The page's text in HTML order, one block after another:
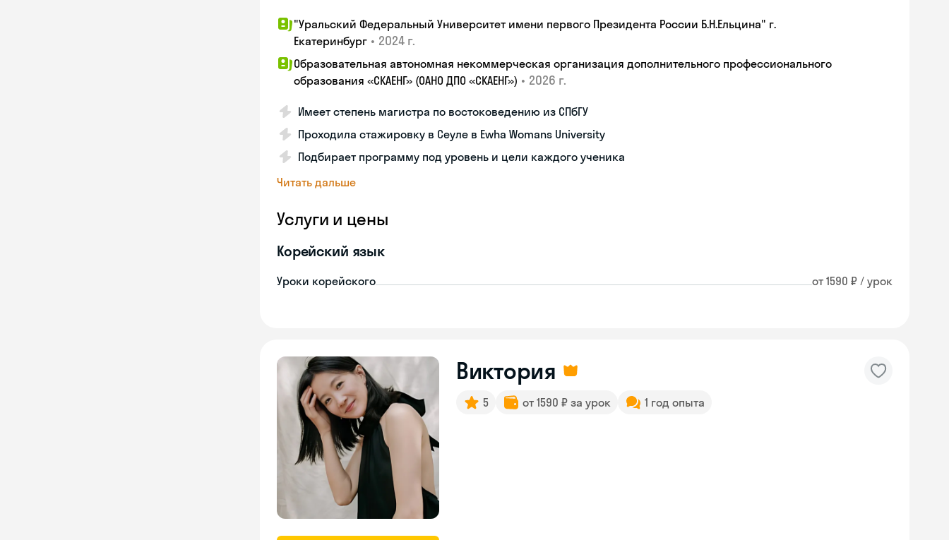
"Уральский Федеральный Университет имени первого Президента России Б.Н.Ельцина" г.
Екатеринбург • 2024 г.
Образовательная автономная некоммерческая организация дополнительного профессионального
образования «СКАЕНГ» (ОАНО ДПО «СКАЕНГ») • 2026 г.
Имеет степень магистра по востоковедению из СПбГУ
Проходила стажировку в Сеуле в Ewha Womans University
Подбирает программу под уровень и цели каждого ученика
Читать дальше
Услуги и цены
Корейский язык
Уроки корейского от 1590 ₽ / урок
Виктория
5 от 1590 ₽ за урок 1 год опыта